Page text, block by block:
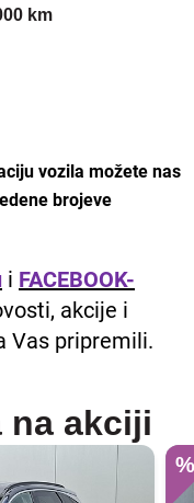
km
vozila možete nas
brojeve
i FACEBOOK-
akcije i
Vas pripremili.
na akciji